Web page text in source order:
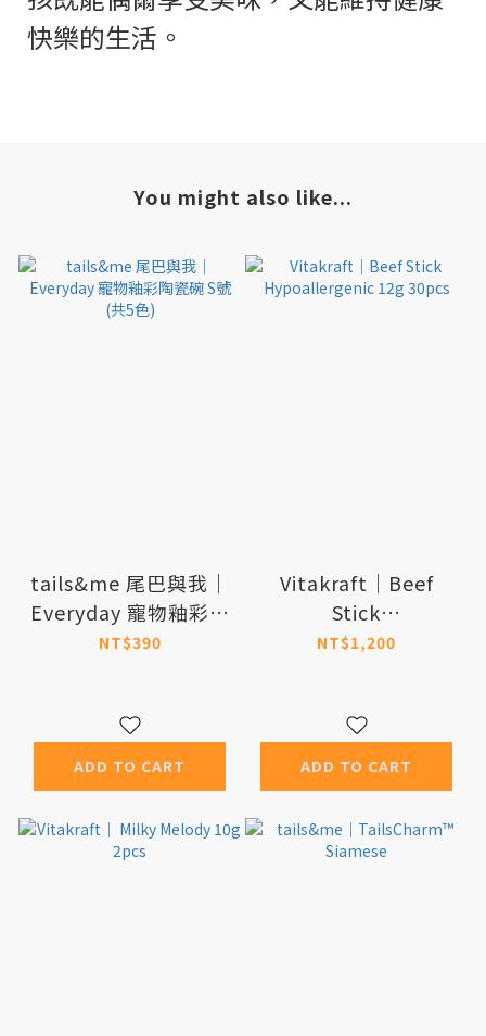
快樂的生活。
You might also like...
tails&me 尾巴與我｜
Everyday 寵物釉彩陶
瓷碗 S號 (共5色)
NT$390
ADD TO CART
Vitakraft｜Beef
Stick
Hypoallergenic 12g
NT$1,200
ADD TO CART